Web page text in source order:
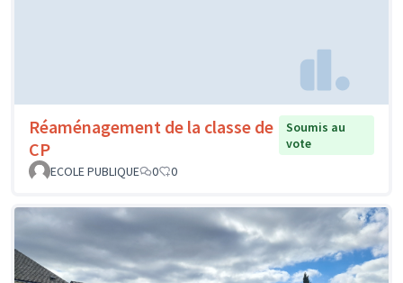
Réaménagement de la classe de
CP
Soumis au
vote
ECOLE PUBLIQUE
0 0